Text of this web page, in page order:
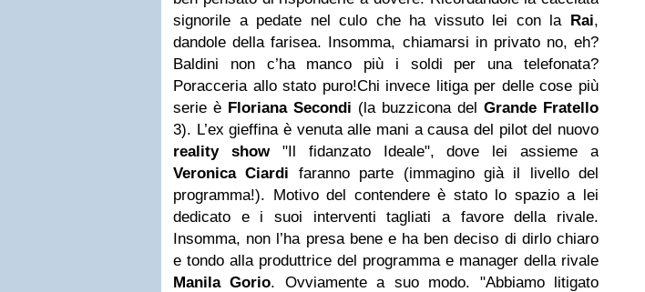
signorile a pedate nel culo che ha vissuto lei con la Rai,
dandole della farisea. Insomma, chiamarsi in privato no, eh?
Baldini non c’ha manco più i soldi per una telefonata?
Poracceria allo stato puro!Chi invece litiga per delle cose più
serie è Floriana Secondi (la buzzicona del Grande Fratello
3). L’ex gieffina è venuta alle mani a causa del pilot del nuovo
reality show"Il fidanzato Ideale", dove lei assieme a
Veronica Ciardi faranno parte (immagino già il livello del
programma!). Motivo del contendere è stato lo spazio a lei
dedicato e i suoi interventi tagliati a favore della rivale.
Insomma, non l’ha presa bene e ha ben deciso di dirlo chiaro
e tondo alla produttrice del programma e manager della rivale
ManilaGorio. Ovviamente a suo modo. "Abbiamo litigato